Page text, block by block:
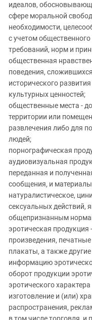
идеалов,
сфере моральной
необходимости,
с учетом
требований, норм и
общественная
поведения,
исторического
культурных ценностей;
общественные места -
территории или
развлечения либо для
людей;
порнографическая
аудиовизуальная
переданная и
сообщения, и
натуралистическое,
сексуальных действий,
общепризнанным
эротическая продукция
произведения,
плакаты, а также
информацию
оборот продукции
эротического
изготовление и (или)
распространения,